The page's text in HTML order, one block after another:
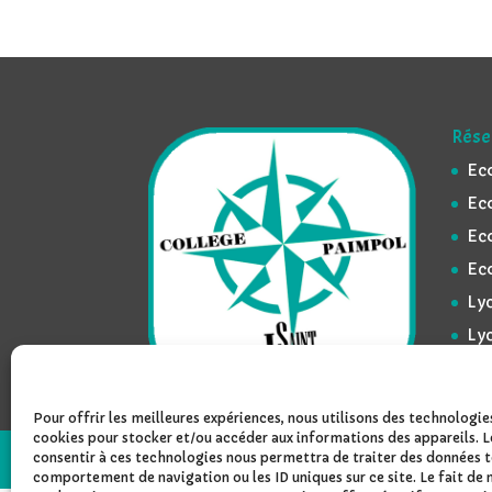
Pour offrir les meilleures expériences, nous utilisons des
cookies pour stocker et/ou accéder aux informations des appareils.
consentir à ces technologies nous permettra de traiter des données
comportement de navigation ou les ID uniques sur ce site. Le fait de
Design deElegant Themes| Propulsé par